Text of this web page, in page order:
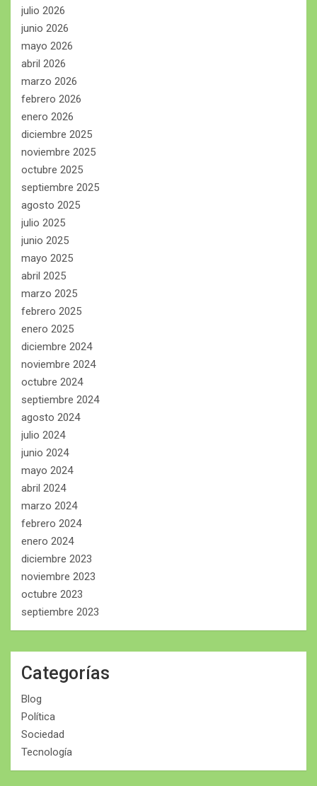
julio 2026
junio 2026
mayo 2026
abril 2026
marzo 2026
febrero 2026
enero 2026
diciembre 2025
noviembre 2025
octubre 2025
septiembre 2025
agosto 2025
julio 2025
junio 2025
mayo 2025
abril 2025
marzo 2025
febrero 2025
enero 2025
diciembre 2024
noviembre 2024
octubre 2024
septiembre 2024
agosto 2024
julio 2024
junio 2024
mayo 2024
abril 2024
marzo 2024
febrero 2024
enero 2024
diciembre 2023
noviembre 2023
octubre 2023
septiembre 2023
Categorías
Blog
Política
Sociedad
Tecnología